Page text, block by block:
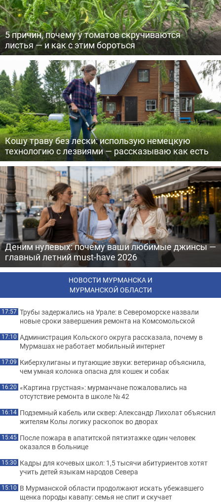
5 причин, почему у томатов скручиваются
листья — и как с этим бороться
Кошу траву без лески: использую немецкую
технологию с лезвиями — рассказываю как есть
Деним нулевых: почему ваши любимые джинсы —
главный летний must-have 2026
НОВОСТИ МУРМАНСКА И
МУРМАНСКОЙ ОБЛАСТИ
17:57 Трубы задержались на Урале: в Североморске назвали
новые сроки завершения ремонта на Комсомольской
17:10 Администрация Кольского округа рассказала, почему в
Мурмашах не работает мобильный интернет
17:09 Киберхулиганы и пугающие звуки: ветеринар объяснила,
чем умная колонка опасна для кошек и собак
16:20 «Картина грустная»: мурманчане пожаловались на
отсутствие ремонта в школе № 42
16:14 Подземный кабель или сквер: Александр Лихолат объяснил
жителям Колы логику раскопок во дворах
15:45 После пожара в апатитской пятиэтажке один человек
оказался в больнице
15:30 Кадры для кочевых школ: 1,5 тысячи абитуриентов хотят
учить детей языкам народов Севера
15:10 В Мурманской области продолжают искать убежавшего
щенка породы кавапу: семья не спит и скучает